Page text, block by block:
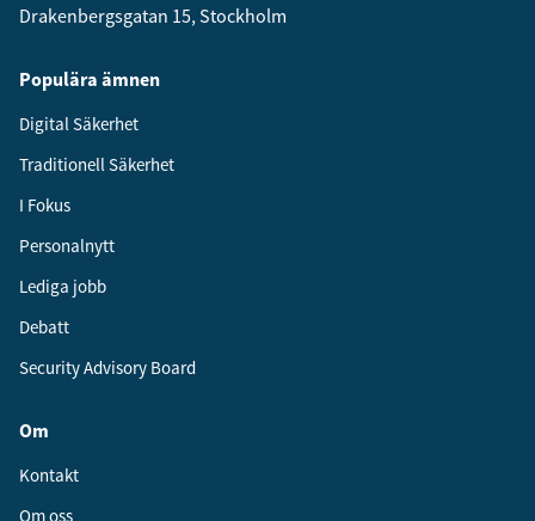
Drakenbergsgatan 15, Stockholm
Populära ämnen
Digital Säkerhet
Traditionell Säkerhet
I Fokus
Personalnytt
Lediga jobb
Debatt
Security Advisory Board
Om
Kontakt
Om oss